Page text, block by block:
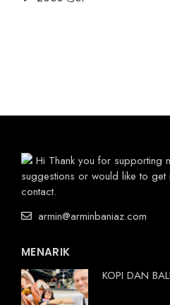
Hi Thank you for supporting
suggestions or would like to get
contact.
armin@arminbaniaz.com
MENARIK
KOPI DAN